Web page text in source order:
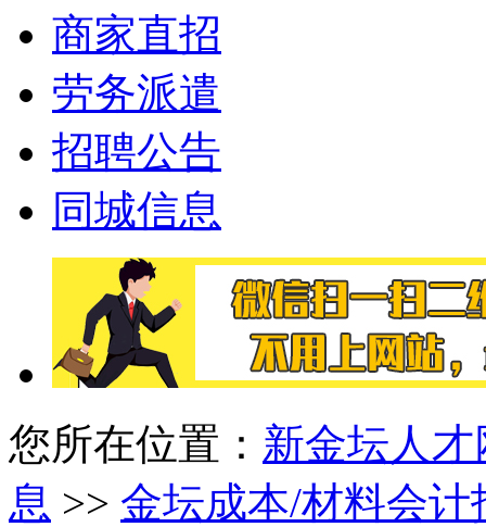
商家直招
劳务派遣
招聘公告
同城信息
您所在位置： 新金坛人才
息 >> 金坛成本/材料会计